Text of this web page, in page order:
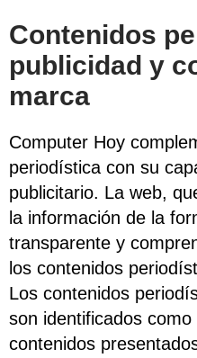
Contenidos
publicidad y
marca
Computer Hoy
periodística con su
publicitario. La web,
la información de la
transparente y
los contenidos
Los contenidos
son identificados
contenidos